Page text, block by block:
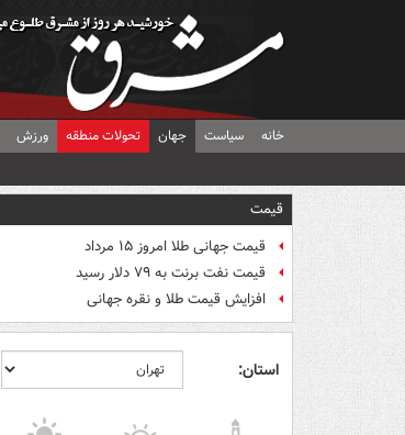
خانه سیاست جهان تحولات منطقه ورزش
قیمت
قیمت جهانی طلا امروز ۱۵ مرداد
قیمت نفت برنت به ۷۹ دلار رسید
افزایش قیمت طلا و نقره جهانی
استان: